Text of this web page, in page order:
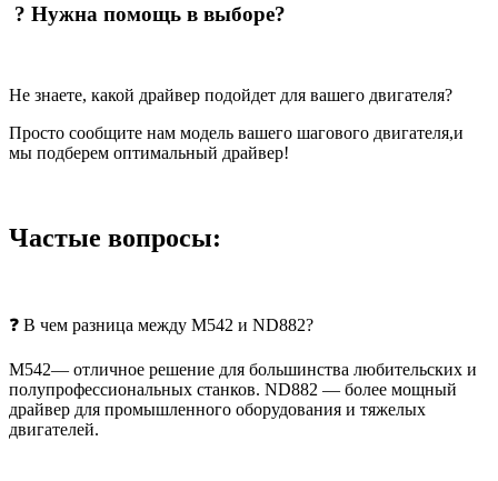
? Нужна помощь в выборе?
Не знаете, какой драйвер подойдет для вашего двигателя?
Просто сообщите нам модель вашего шагового двигателя,и
мы подберем оптимальный драйвер!
Частые вопросы:
❓ В чем разница между M542 и ND882?
M542— отличное решение для большинства любительских и
полупрофессиональных станков. ND882 — более мощный
драйвер для промышленного оборудования и тяжелых
двигателей.